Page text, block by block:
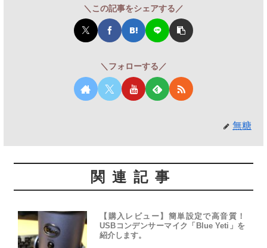
＼この記事をシェアする／
＼フォローする／
無糖
関連記事
【購入レビュー】簡単設定で高音質！
USBコンデンサーマイク「Blue Yeti」を
紹介します。